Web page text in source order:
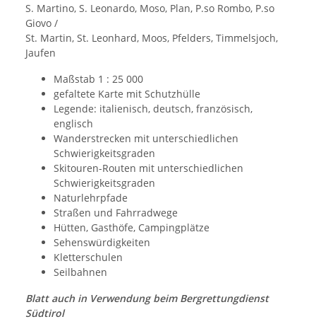
S. Martino, S. Leonardo, Moso, Plan, P.so Rombo, P.so
Giovo /
St. Martin, St. Leonhard, Moos, Pfelders, Timmelsjoch,
Jaufen
Maßstab 1 : 25 000
gefaltete Karte mit Schutzhülle
Legende: italienisch, deutsch, französisch,
englisch
Wanderstrecken mit unterschiedlichen
Schwierigkeitsgraden
Skitouren-Routen mit unterschiedlichen
Schwierigkeitsgraden
Naturlehrpfade
Straßen und Fahrradwege
Hütten, Gasthöfe, Campingplätze
Sehenswürdigkeiten
Kletterschulen
Seilbahnen
Blatt auch in Verwendung beim Bergrettungdienst
Südtirol